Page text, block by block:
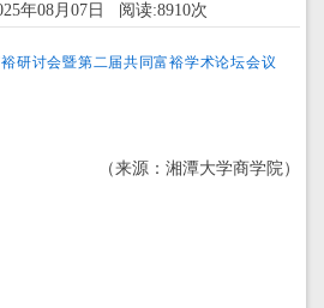
年08月07日 阅读:8910次
研讨会暨第二届共同富裕学术论坛会议
（来源：湘潭大学商学院）